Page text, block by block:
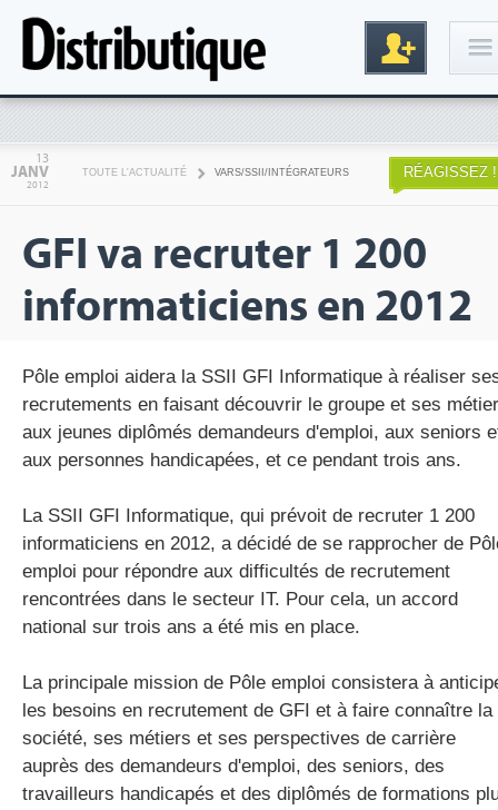
gratuite
13
JANV
2012
TOUTE L'ACTUALITÉ VARS/SSII/INTÉGRATEURS RÉAGISSEZ !
GFI va recruter 1 200
informaticiens en 2012
Pôle emploi aidera la SSII GFI Informatique à réaliser
recrutements en faisant découvrir le groupe et ses
aux jeunes diplômés demandeurs d'emploi, aux seniors
aux personnes handicapées, et ce pendant trois ans.
La SSII GFI Informatique, qui prévoit de recruter 1 200
informaticiens en 2012, a décidé de se rapprocher de
emploi pour répondre aux difficultés de recrutement
rencontrées dans le secteur IT. Pour cela, un accord
national sur trois ans a été mis en place.
La principale mission de Pôle emploi consistera à
les besoins en recrutement de GFI et à faire connaître la
société, ses métiers et ses perspectives de carrière
auprès des demandeurs d'emploi, des seniors, des
travailleurs handicapés et des diplômés de formations